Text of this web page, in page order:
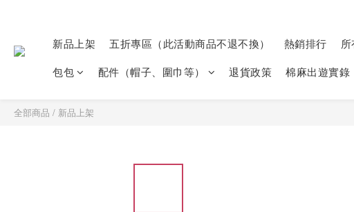
新品上架 五折專區（此活動商品不退不換） 熱銷排行
包包
配件（帽子、圍巾等） 退貨政策 棉麻出遊實錄
全部商品 / 新品上架